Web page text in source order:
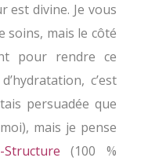
est divine. Je vous
soins, mais le côté
pour rendre ce
c’est
persuadée que
mais je pense
(100 %